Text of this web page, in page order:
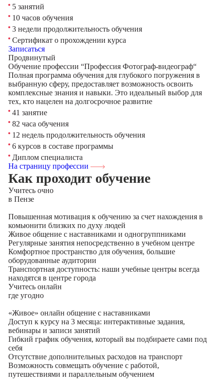
5 занятий
10 часов обучения
3 недели продолжительность обучения
Сертификат о прохождении курса
Записаться
Продвинутый
Обучение профессии “Профессия Фотограф-видеограф“
Полная программа обучения для глубокого погружения в
выбранную сферу, предоставляет возможность освоить
комплексные знания и навыки. Это идеальный выбор для
тех, кто нацелен на долгосрочное развитие
41 занятие
82 часа обучения
12 недель продолжительность обучения
6 курсов в составе программы
Диплом специалиста
На страницу профессии
Как проходит обучение
Учитесь очно
в Пензе
Повышенная мотивация к обучению за счет нахождения в
комьюнити близких по духу людей
Живое общение с наставниками и одногруппниками
Регулярные занятия непосредственно в учебном центре
Комфортное пространство для обучения, большие
оборудованные аудитории
Транспортная доступность: наши учебные центры всегда
находятся в центре города
Учитесь онлайн
где угодно
«Живое» онлайн общение с наставниками
Доступ к курсу на 3 месяца: интерактивные задания,
вебинары и записи занятий
Гибкий график обучения, который вы подбираете сами под
себя
Отсутствие дополнительных расходов на транспорт
Возможность совмещать обучение с работой,
путешествиями и параллельным обучением